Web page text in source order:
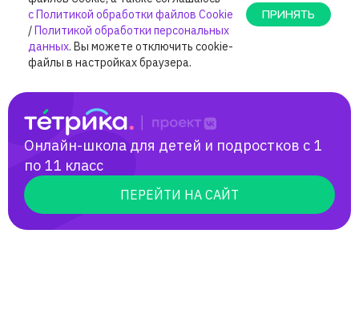
Онлайн-школа для детей и подростков с 1
по 11 класс
ПЕРЕЙТИ НА САЙТ